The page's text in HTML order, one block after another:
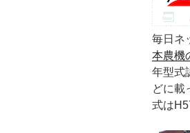
毎日ネ
本農機
年型式
どに載
式は